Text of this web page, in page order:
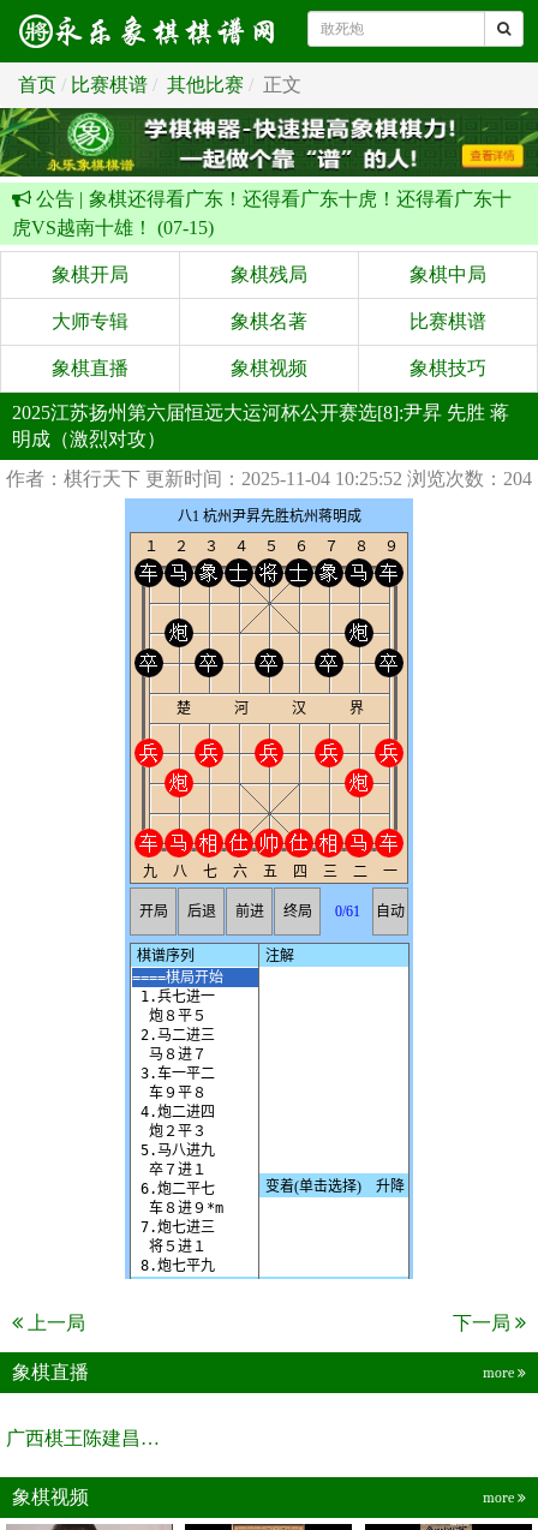
首页 比赛棋谱 其他比赛 正文
公告 | 象棋还得看广东！还得看广东十虎！还得看广东十
虎VS越南十雄！ (07-15)
象棋开局 象棋残局 象棋中局
大师专辑 象棋名著 比赛棋谱
象棋直播 象棋视频 象棋技巧
2025江苏扬州第六届恒远大运河杯公开赛选[8]:尹昇 先胜 蒋
明成（激烈对攻）
作者：棋行天下 更新时间：2025-11-04 10:25:52 浏览次数：204
上一局 下一局
象棋直播 more
广西棋王陈建昌直播间
象棋视频 more